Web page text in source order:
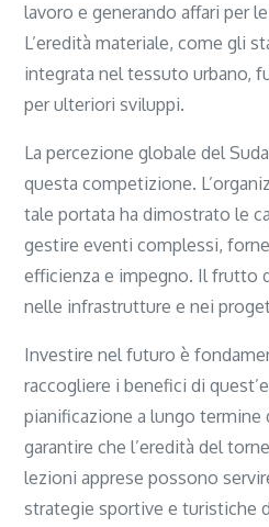
lavoro e generando affari per
L’eredità materiale, come gli
integrata nel tessuto urbano,
per ulteriori sviluppi.
La percezione globale del
questa competizione.
tale portata ha dimostrato le
gestire eventi complessi,
efficienza e impegno. Il frutto
nelle infrastrutture e nei
Investire nel futuro è
raccogliere i benefici di
pianificazione a lungo termine
garantire che l’eredità del
lezioni apprese possono
strategie sportive e turistiche